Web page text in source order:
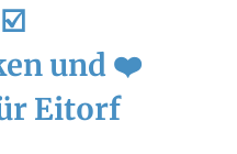
und ❤️
Eitorf